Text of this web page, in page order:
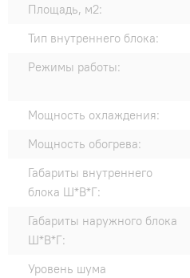
Площадь, м2:
Тип внутреннего блока:
Режимы работы:
Мощность охлаждения:
Мощность обогрева:
Габариты внутреннего
блока Ш*В*Г:
Габариты наружного блока
Ш*В*Г:
Уровень шума